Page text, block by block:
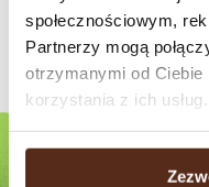
społecznościowym,
Partnerzy mogą
otrzymanymi od
korzystania z ich usług.